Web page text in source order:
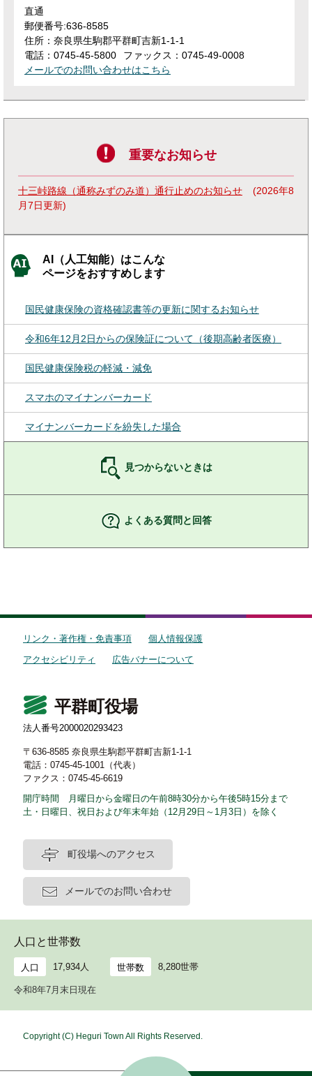
直通
郵便番号:636-8585
住所：奈良県生駒郡平群町吉新1-1-1
電話：0745-45-5800
ファックス：0745-49-0008
メールでのお問い合わせはこちら
重要なお知らせ
十三峠路線（通称みずのみ道）通行止めのお知らせ
2026年8
月7日更新
AI（人工知能）はこんな
ページをおすすめします
国民健康保険の資格確認書等の更新に関するお知らせ
令和6年12月2日からの保険証について（後期高齢者医療）
国民健康保険税の軽減・減免
スマホのマイナンバーカード
マイナンバーカードを紛失した場合
見つからないときは
よくある質問と回答
リンク・著作権・免責事項
個人情報保護
アクセシビリティ
広告バナーについて
平群町役場
法人番号2000020293423
〒636-8585 奈良県生駒郡平群町吉新1-1-1
電話：0745-45-1001（代表）
ファクス：0745-45-6619
開庁時間 月曜日から金曜日の午前8時30分から午後5時15分まで
土・日曜日、祝日および年末年始（12月29日～1月3日）を除く
町役場へのアクセス
メールでのお問い合わせ
人口と世帯数
人口 17,934人 世帯数 8,280世帯
令和8年7月末日現在
Copyright (C) Heguri Town All Rights Reserved.